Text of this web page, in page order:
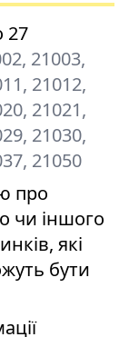
27
21003,
21012,
21021,
21030,
21050
про
чи іншого
які
бути